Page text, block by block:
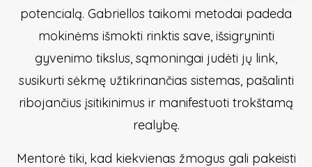
potencialą. Gabriellos taikomi metodai padeda
mokinėms išmokti rinktis save, išsigryninti
gyvenimo tikslus, sąmoningai judėti jų link,
susikurti sėkmę užtikrinančias sistemas, pašalinti
ribojančius įsitikinimus ir manifestuoti trokštamą
realybę.
Mentorė tiki, kad kiekvienas žmogus gali pakeisti